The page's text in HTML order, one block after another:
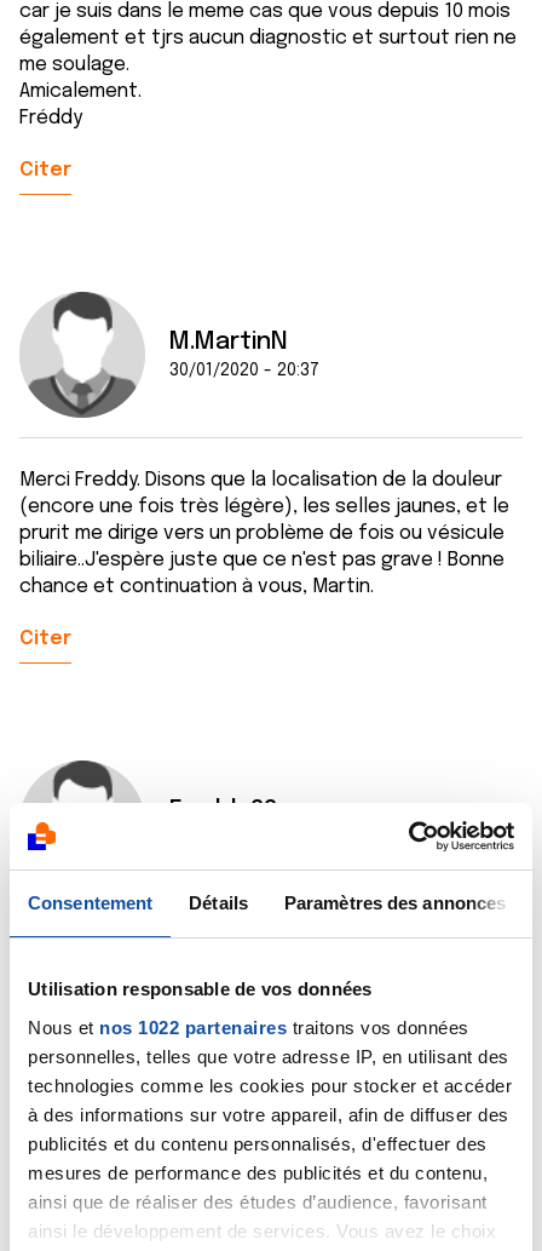
Consentement Détails Paramètres des annonces
Utilisation responsable de vos données
Nous et nos 1022 partenaires traitons vos données
personnelles, telles que votre adresse IP, en utilisant des
technologies comme les cookies pour stocker et accéder
à des informations sur votre appareil, afin de diffuser des
publicités et du contenu personnalisés, d'effectuer des
mesures de performance des publicités et du contenu,
ainsi que de réaliser des études d’audience, favorisant
ainsi le développement de services. Vous avez le choix
car je suis dans le meme cas que vous depuis 10 mois
également et tjrs aucun diagnostic et surtout rien ne
me soulage.
Amicalement.
Fréddy
Citer
M.MartinN
30/01/2020 - 20:37
Merci Freddy. Disons que la localisation de la douleur
(encore une fois très légère), les selles jaunes, et le
prurit me dirige vers un problème de fois ou vésicule
biliaire..J'espère juste que ce n'est pas grave ! Bonne
chance et continuation à vous, Martin.
Citer
Freddy22
une stéatorrhée déclaré avec analyse de selles et
j'avais eu aussi des selles jaunes au début de mes
symptômes qui ont disparues mais depuis juillet je n'ai
pas eu de selles dites normales.
Citer